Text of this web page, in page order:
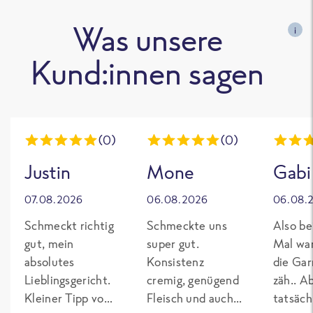
Was unsere
Kund:innen sagen
i
(0)
Justin
07.08.2026
Schmeckt richtig
gut, mein
absolutes
Lieblingsgericht.
Kleiner Tipp von
(0)
Mone
06.08.2026
Schmeckte uns
super gut.
Konsistenz
cremig, genügend
Fleisch und auch
Gabi
Also
Mal
die
zäh..